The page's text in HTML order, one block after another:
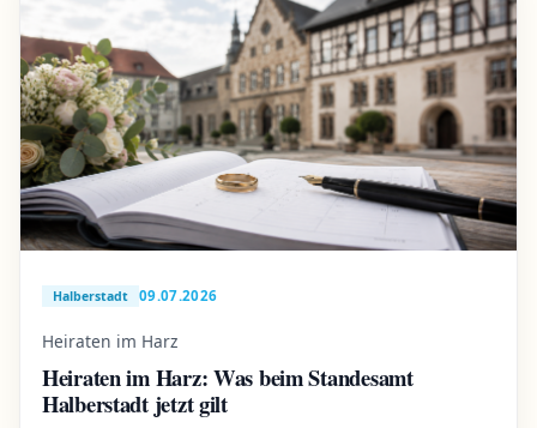
Halberstadt 09.07.2026
Heiraten im Harz
Heiraten im Harz: Was beim Standesamt
Halberstadt jetzt gilt